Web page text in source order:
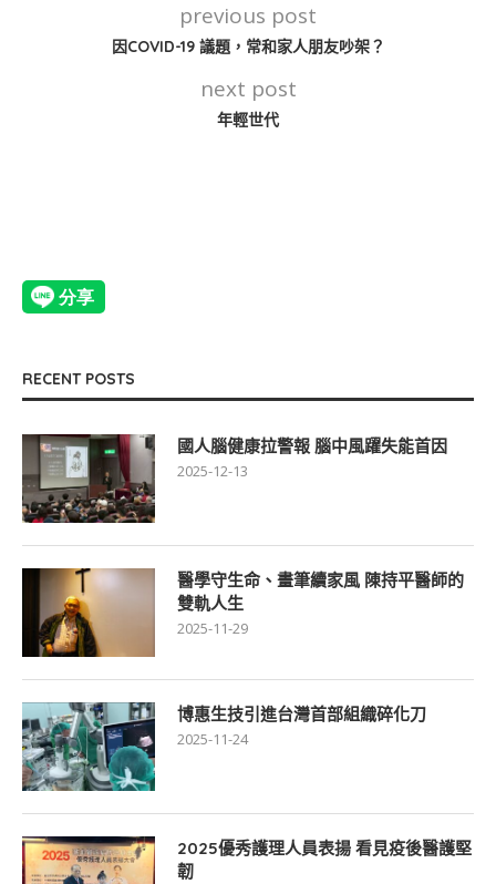
previous post
因COVID-19 議題，常和家人朋友吵架？
next post
年輕世代
RECENT POSTS
國人腦健康拉警報 腦中風躍失能首因
2025-12-13
醫學守生命、畫筆續家風 陳持平醫師的
雙軌人生
2025-11-29
博惠生技引進台灣首部組織碎化刀
2025-11-24
2025優秀護理人員表揚 看見疫後醫護堅
韌